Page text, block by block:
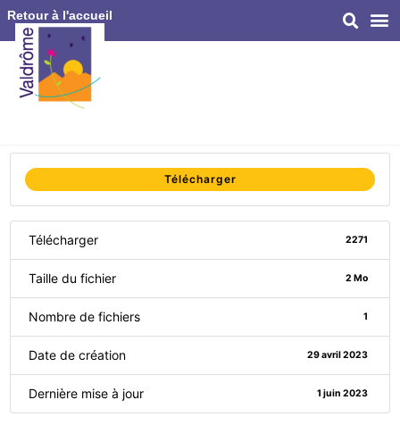
Retour à l'accueil
Télécharger
Télécharger 2271
Taille du fichier 2 Mo
Nombre de fichiers 1
Date de création 29 avril 2023
Dernière mise à jour 1 juin 2023